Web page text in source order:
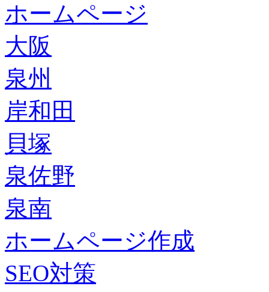
ホームページ
大阪
泉州
岸和田
貝塚
泉佐野
泉南
ホームページ作成
SEO対策